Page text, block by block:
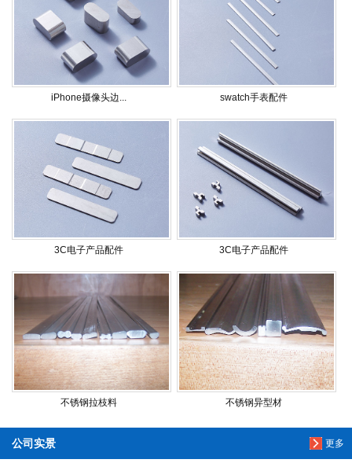
iPhone摄像头边... swatch手表配件
3C电子产品配件 3C电子产品配件
不锈钢拉枝料 不锈钢异型材
更多
公司实景